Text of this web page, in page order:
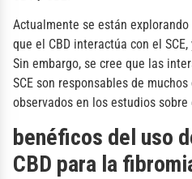
Actualmente se están
que el CBD interactúa con el
Sin embargo, se cree que las
SCE son responsables de
observados en los estudios sobre
benéficos del uso
CBD para la